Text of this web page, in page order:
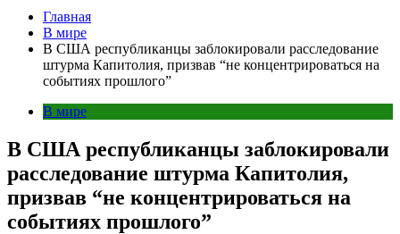
Главная
В мире
В США республиканцы заблокировали расследование
штурма Капитолия, призвав “не концентрироваться на
событиях прошлого”
В мире
В США республиканцы заблокировали
расследование штурма Капитолия,
призвав “не концентрироваться на
событиях прошлого”